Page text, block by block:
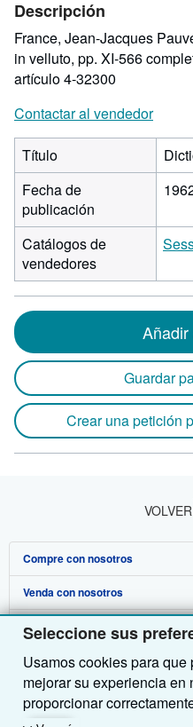
Seleccione sus
Usamos cookies para
mejorar su experiencia en
proporcionar
Descripción
France, Jean-Jacques
in velluto, pp. XI-566
artículo 4-32300
Contactar al vendedor
Título
Fecha de
publicación
Catálogos de
vendedores
Guardar
Crear una petición
Compre con nosotros
Búsqueda avanzada
Colecciones
Mi cuenta
Mis pedidos
Venda con nosotros
Comenzar a vender
Únase a nuestro programa de
Recomiende un vendedor
Sobre nosotros
Sobre IberLibro
Medios
Obtener Ayuda
Preguntas frecuentes y guías
Otras compañías de AbeBooks